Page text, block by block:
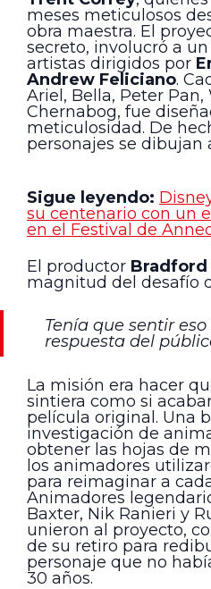
meses meticulosos
obra maestra. El
secreto, involucró a
artistas dirigidos por
Andrew Feliciano.
Ariel, Bella, Peter
Chernabog, fue
meticulosidad. De
personajes se dibujan
Sigue leyendo:
su centenario con un
en el Festival de
El productor Bradford
magnitud del desafío
Tenía que sentir
respuesta del
La misión era hacer
sintiera como si
película original. Una
investigación de
obtener las hojas de
los animadores
para reimaginar a
Animadores
Baxter, Nik Ranieri y
unieron al proyecto,
de su retiro para
personaje que no
30 años.